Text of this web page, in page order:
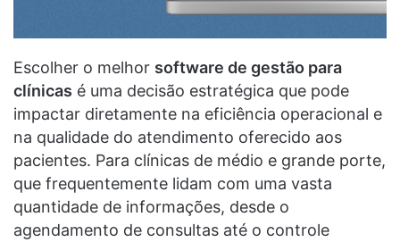
Escolher o melhor software de gestão para
clínicas é uma decisão estratégica que pode
impactar diretamente na eficiência operacional e
na qualidade do atendimento oferecido aos
pacientes. Para clínicas de médio e grande porte,
que frequentemente lidam com uma vasta
quantidade de informações, desde o
agendamento de consultas até o controle